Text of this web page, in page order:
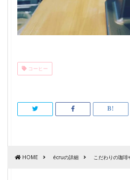
コーヒー
HOME écruの詳細 こだわりの珈